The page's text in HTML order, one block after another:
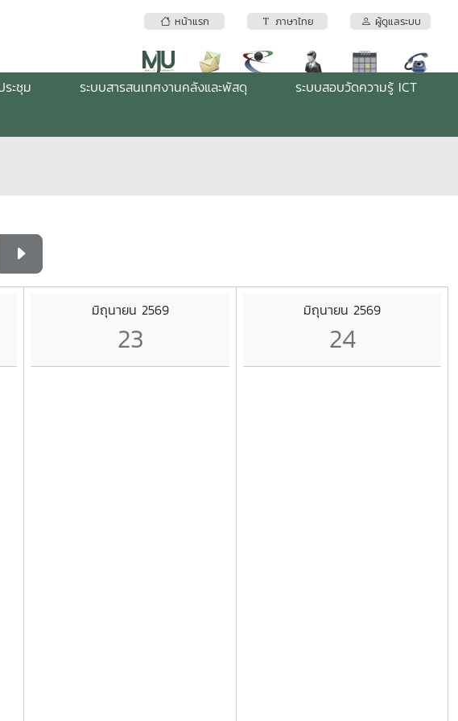
หน้าแรก ภาษาไทย ผู้ดูแลระบบ
ะชุม ระบบสารสนเทศงานคลังและพัสดุ
ระบบสอบวัดความรู้ ICT
มิถุนายน 2569
23
มิถุนายน 2569
24